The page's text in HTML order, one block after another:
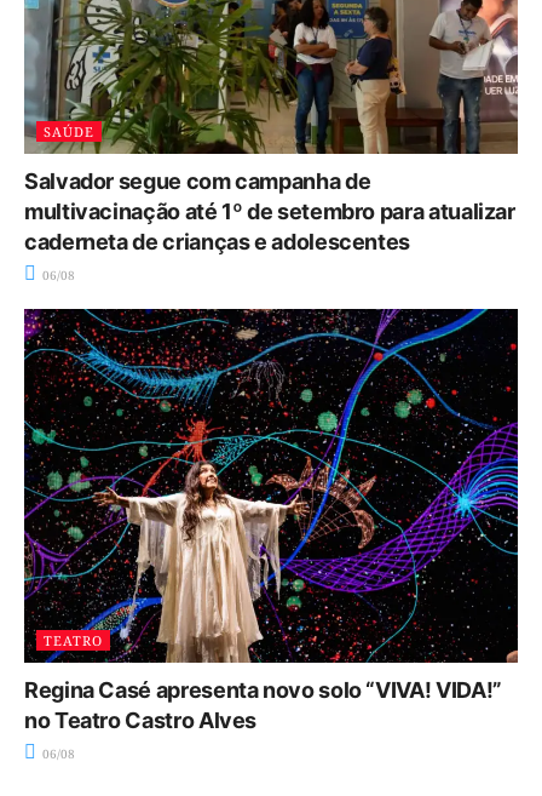
SAÚDE
Salvador segue com campanha de
multivacinação até 1º de setembro para atualizar
caderneta de crianças e adolescentes
06/08
TEATRO
Regina Casé apresenta novo solo “VIVA! VIDA!”
no Teatro Castro Alves
06/08